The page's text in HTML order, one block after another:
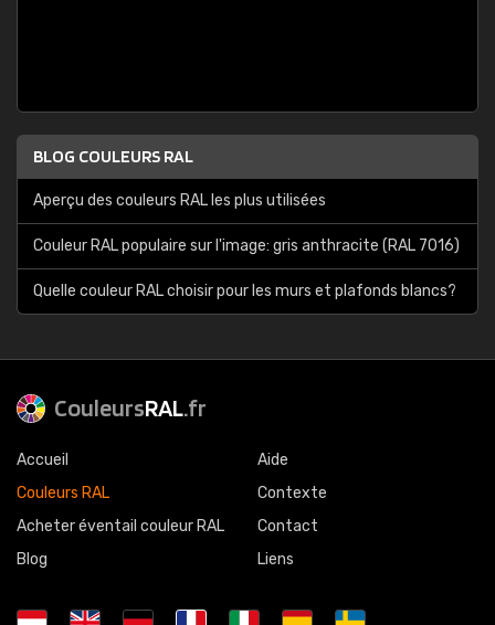
BLOG COULEURS RAL
Aperçu des couleurs RAL les plus utilisées
Couleur RAL populaire sur l'image: gris anthracite (RAL 7016)
Quelle couleur RAL choisir pour les murs et plafonds blancs?
CouleursRAL.fr
Accueil
Couleurs RAL
Acheter éventail couleur RAL
Blog
Aide
Contexte
Contact
Liens